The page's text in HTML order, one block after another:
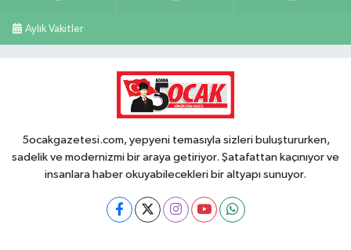
Aylık Vakitler
5ocakgazetesi.com, yepyeni temasıyla sizleri buluştururken,
sadelik ve modernizmi bir araya getiriyor. Şatafattan kaçınıyor ve
insanlara haber okuyabilecekleri bir altyapı sunuyor.